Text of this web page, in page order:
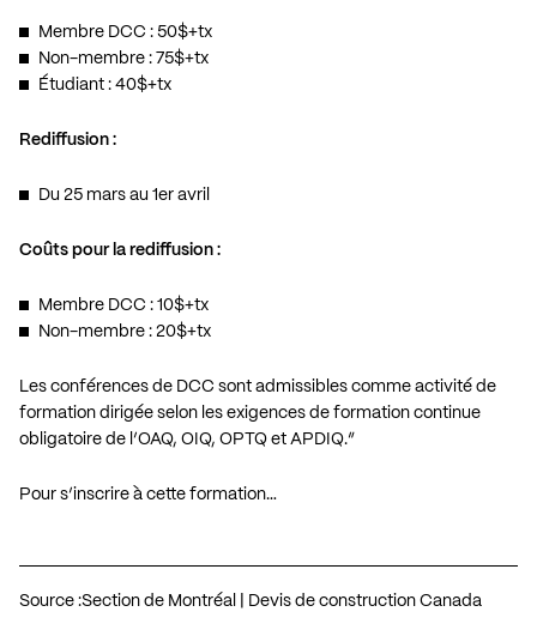
Membre DCC : 50$+tx
Non-membre : 75$+tx
Étudiant : 40$+tx
Rediffusion :
Du 25 mars au 1er avril
Coûts pour la rediffusion :
Membre DCC : 10$+tx
Non-membre : 20$+tx
Les conférences de DCC sont admissibles comme activité de
formation dirigée selon les exigences de formation continue
obligatoire de l’OAQ, OIQ, OPTQ et APDIQ.”
Pour s’inscrire à cette formation…
Source :Section de Montréal | Devis de construction Canada